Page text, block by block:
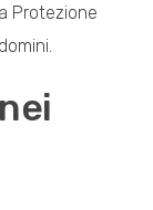
Protezione